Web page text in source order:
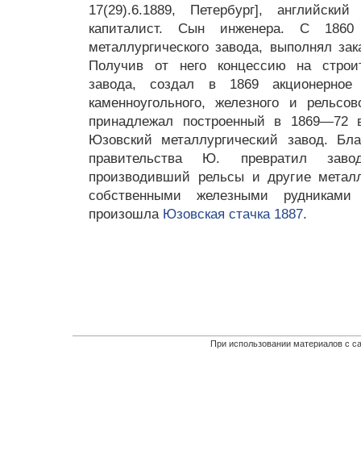
17(29).6.1889, Петербург],
капиталист. Сын инженера. С 1860
металлургического завода, выполнял
Получив от него концессию на
завода, создал в 1869 акционерное
каменноугольного, железного и
принадлежал построенный в
Юзовский металлургический завод.
правительства Ю. превратил
производивший рельсы и другие
собственными железными
произошла Юзовская стачка 1887.
При использовании материалов с